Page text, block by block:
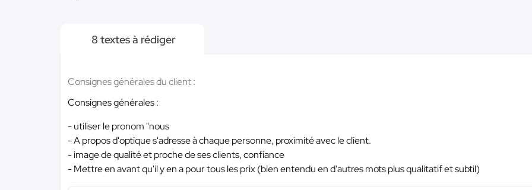
8 textes à rédiger
Consignes générales du client :
Consignes générales :
- utiliser le pronom "nous
- A propos d'optique s'adresse à chaque personne, proximité avec le client.
- image de qualité et proche de ses clients, confiance
- Mettre en avant qu'il y en a pour tous les prix (bien entendu en d'autres mots plus qualitatif et subtil)